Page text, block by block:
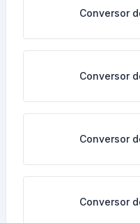
Conversor
Conversor
Conversor
Conversor